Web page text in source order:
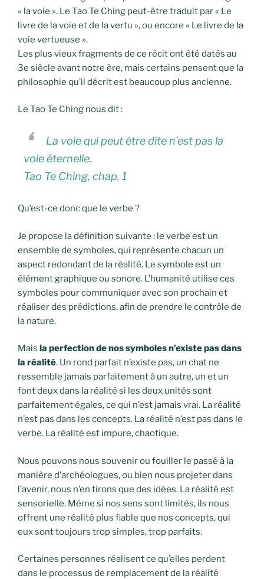
« la voie ». Le Tao Te Ching peut-être traduit par « Le
livre de la voie et de la vertu », ou encore « Le livre de la
voie vertueuse ».
Les plus vieux fragments de ce récit ont été datés au
3e siècle avant notre ère, mais certains pensent que la
philosophie qu’il décrit est beaucoup plus ancienne.
Le Tao Te Ching nous dit :
La voie qui peut être dite n’est pas la
voie éternelle.
Tao Te Ching, chap. 1
Qu’est-ce donc que le verbe ?
Je propose la définition suivante : le verbe est un
ensemble de symboles, qui représente chacun un
aspect redondant de la réalité. Le symbole est un
élément graphique ou sonore. L’humanité utilise ces
symboles pour communiquer avec son prochain et
réaliser des prédictions, afin de prendre le contrôle de
la nature.
Mais la perfection de nos symboles n’existe pas dans
la réalité. Un rond parfait n’existe pas, un chat ne
ressemble jamais parfaitement à un autre, un et un
font deux dans la réalité si les deux unités sont
parfaitement égales, ce qui n’est jamais vrai. La réalité
n’est pas dans les concepts. La réalité n’est pas dans le
verbe. La réalité est impure, chaotique.
Nous pouvons nous souvenir ou fouiller le passé à la
manière d’archéologues, ou bien nous projeter dans
l’avenir, nous n’en tirons que des idées. La réalité est
sensorielle. Même si nos sens sont limités, ils nous
offrent une réalité plus fiable que nos concepts, qui
eux sont toujours trop simples, trop parfaits.
Certaines personnes réalisent ce qu’elles perdent
dans le processus de remplacement de la réalité